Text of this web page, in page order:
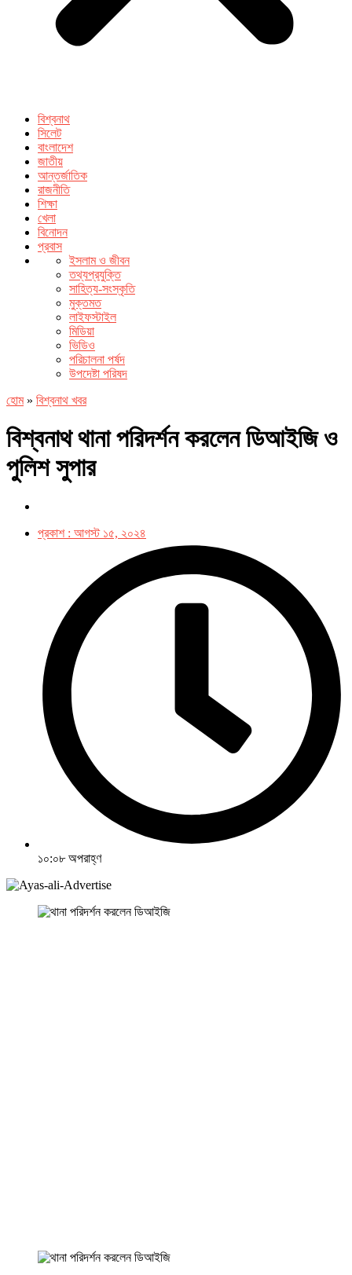
বিশ্বনাথ
সিলেট
বাংলাদেশ
জাতীয়
আন্তর্জাতিক
রাজনীতি
শিক্ষা
খেলা
বিনোদন
প্রবাস
ইসলাম ও জীবন
তথ্যপ্রযুক্তি
সাহিত্য-সংস্কৃতি
মুক্তমত
লাইফস্টাইল
মিডিয়া
ভিডিও
পরিচালনা পর্ষদ
উপদেষ্টা পরিষদ
হোম» বিশ্বনাথ খবর
বিশ্বনাথ থানা পরিদর্শন করলেন ডিআইজি ও
পুলিশ সুপার
প্রকাশ : আগস্ট ১৫, ২০২৪
১০:০৮ অপরাহ্ণ